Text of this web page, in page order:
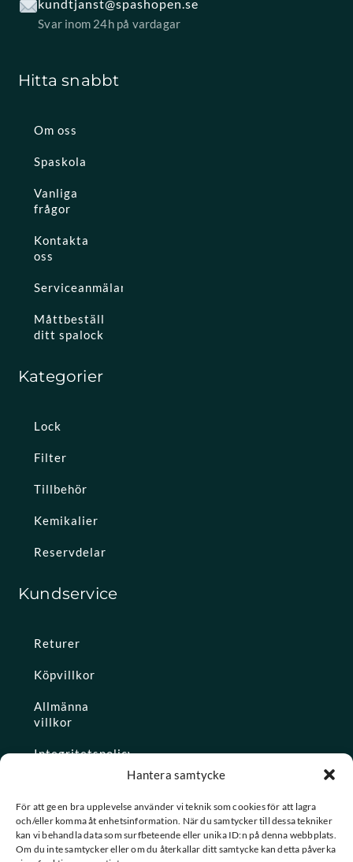
Hantera samtycke
För att ge en bra upplevelse använder vi teknik som cookies för att lagra
och/eller komma åt enhetsinformation. När du samtycker till dessa tekniker
kan vi behandla data som surfbeteende eller unika ID:n på denna webbplats.
Om du inte samtycker eller om du återkallar ditt samtycke kan detta påverka
kundtjanst@spashopen.se
Svar inom 24h på vardagar
Hitta snabbt
Om oss
Spaskola
Vanliga
frågor
Kontakta
oss
Serviceanmälan
Måttbeställ
ditt spalock
Kategorier
Lock
Filter
Tillbehör
Kemikalier
Reservdelar
Kundservice
Returer
Köpvillkor
Allmänna
villkor
Integritetspolicy
Konto